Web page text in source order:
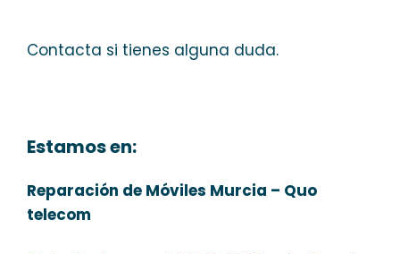
Contacta si tienes alguna duda.
Estamos en:
Reparación de Móviles Murcia – Quo
telecom